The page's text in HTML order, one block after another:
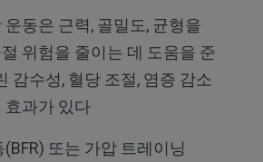
동은 근력, 골밀도, 균형을
위험을 줄이는 데 도움을 준
감수성, 혈당 조절, 염증 감소
효과가 있다
또는 가압 트레이닝